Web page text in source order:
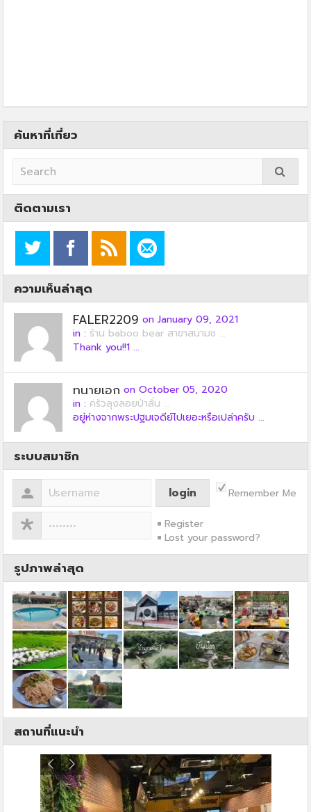
ค้นหาที่เที่ยว
ติดตามเรา
ความเห็นล่าสุด
FALER2209 on January 09, 2021
in : ร้าน baboo bear สาขาสนามช ...
Thank you!!1 ...
ทนายเอก on October 05, 2020
in : ครัวลุงลอยป่าลั่น ...
อยู่ห่างจากพระปฐมเจดีย์ไปเยอะหรือเปล่าครับ ...
ระบบสมาชิก
Remember Me
Register
Lost your password?
รูปภาพล่าสุด
สถานที่แนะนำ